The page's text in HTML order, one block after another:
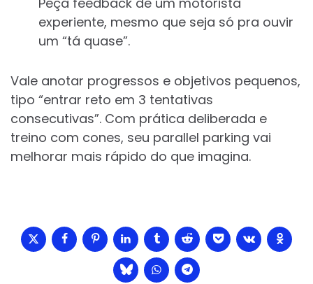
experiente, mesmo que seja só pra ouvir
um “tá quase”.
Vale anotar progressos e objetivos pequenos,
tipo “entrar reto em 3 tentativas
consecutivas”. Com prática deliberada e
treino com cones, seu parallel parking vai
melhorar mais rápido do que imagina.